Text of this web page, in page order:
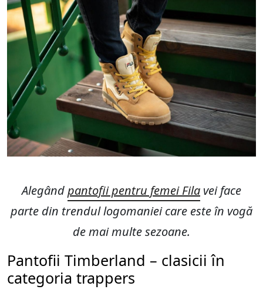
Alegândpantofii pentru femei Fila vei face
parte din trendul logomaniei care este în vogă
de mai multe sezoane.
Pantofii Timberland – clasicii în
categoria trappers